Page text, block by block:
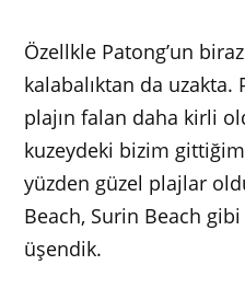
Özellkle Patong’un
kalabalıktan da uzakta.
plajın falan daha kirli
kuzeydeki bizim
yüzden güzel plajlar
Beach, Surin Beach
üşendik.